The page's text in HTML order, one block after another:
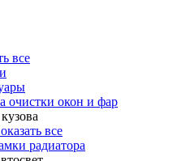
все
очистки окон и фар
все
радиатора